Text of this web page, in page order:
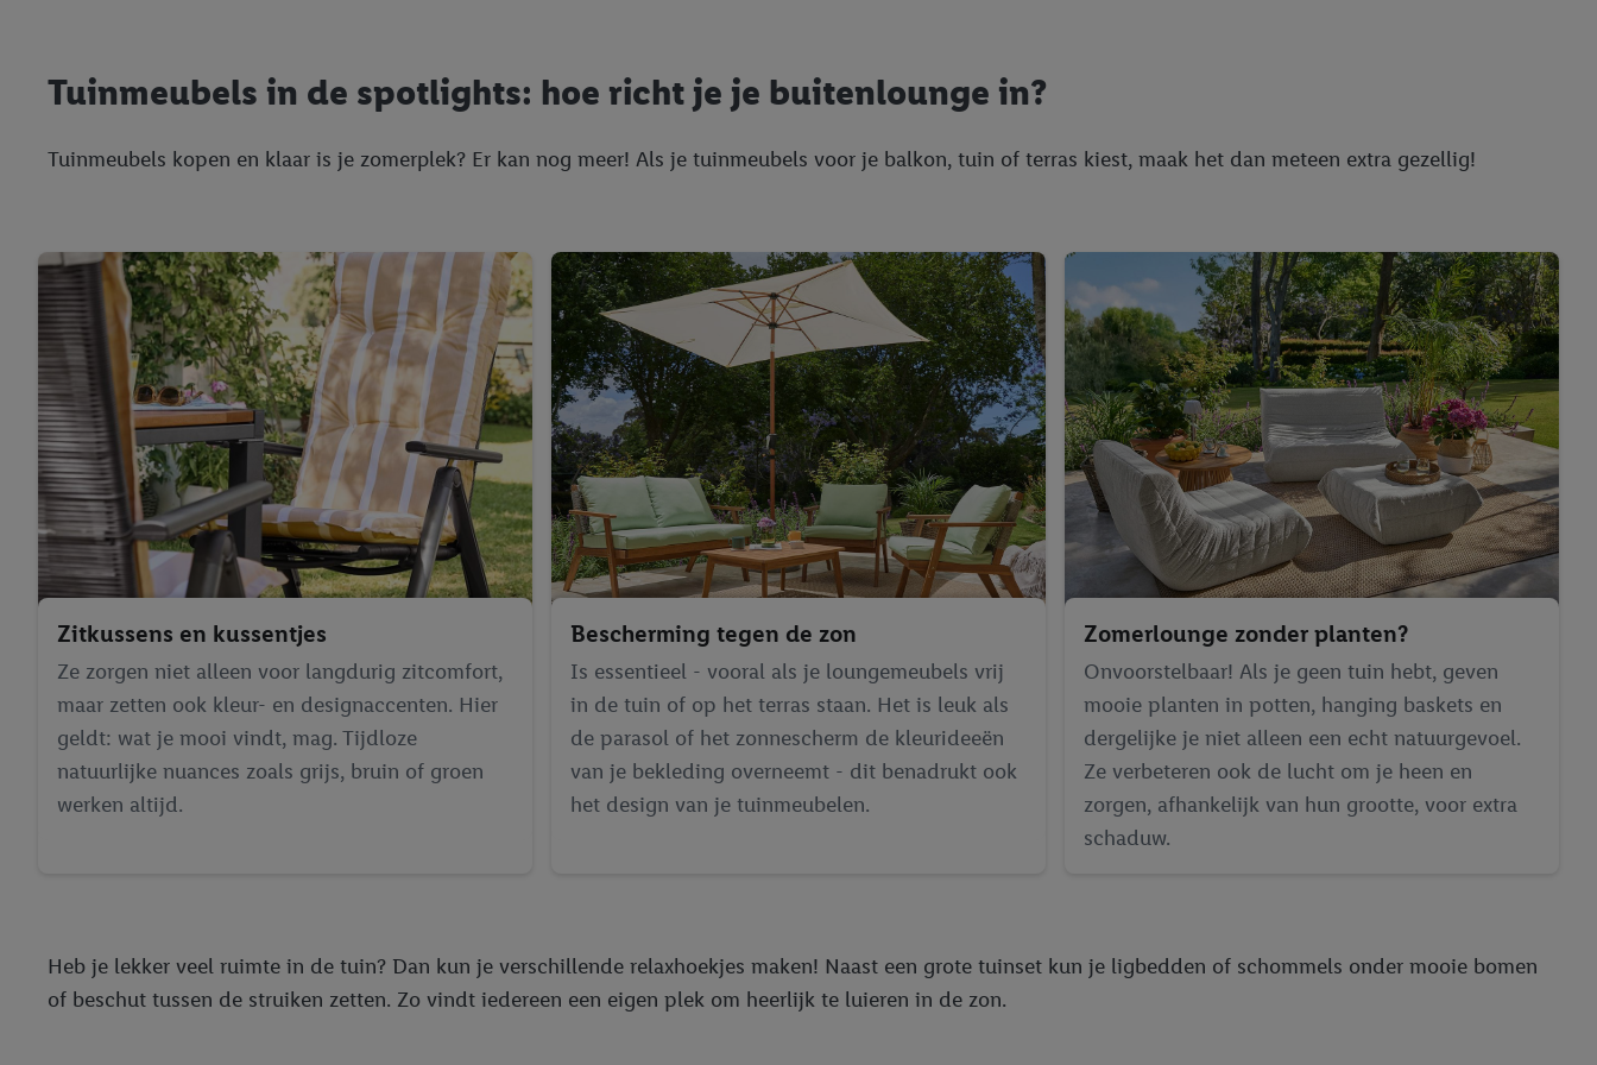
Tuinmeubels in de spotlights: hoe richt je je buitenlounge in?
Tuinmeubels kopen en klaar is je zomerplek? Er kan nog meer! Als je tuinmeubels voor je balkon, tuin of terras kiest, maak het dan meteen extra gezellig!
Zitkussens en kussentjes
Ze zorgen niet alleen voor langdurig zitcomfort,
maar zetten ook kleur- en designaccenten. Hier
geldt: wat je mooi vindt, mag. Tijdloze
natuurlijke nuances zoals grijs, bruin of groen
werken altijd.
Bescherming tegen de zon
Is essentieel - vooral als je loungemeubels vrij
in de tuin of op het terras staan. Het is leuk als
de parasol of het zonnescherm de kleurideeën
van je bekleding overneemt - dit benadrukt ook
het design van je tuinmeubelen.
Zomerlounge zonder planten?
Onvoorstelbaar! Als je geen tuin hebt, geven
mooie planten in potten, hanging baskets en
dergelijke je niet alleen een echt natuurgevoel.
Ze verbeteren ook de lucht om je heen en
zorgen, afhankelijk van hun grootte, voor extra
schaduw.
Heb je lekker veel ruimte in de tuin? Dan kun je verschillende relaxhoekjes maken! Naast een grote tuinset kun je ligbedden of schommels onder mooie bomen
of beschut tussen de struiken zetten. Zo vindt iedereen een eigen plek om heerlijk te luieren in de zon.